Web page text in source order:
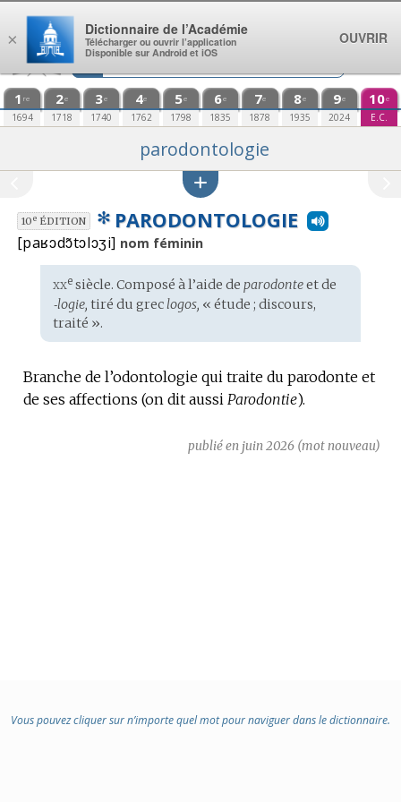
Aller au contenu
1 re
1694
2e
1718
3e
1740
4e
1762
5e
1798
6e
1835
7e
1878
8e
1935
9e
2024
10e
E.C.
parodontologie
10eÉDITION ✻ PARODONTOLOGIE
[paʁɔdɔ̃tɔlɔʒi] nom féminin
Étymologie
:
xxesiècle. Composé à l’aide de parodonteet de
‑logie, tiré du greclogos, « étude ; discours,
traité ».
Branche de l’odontologie qui traite du parodonte et
de ses affections (on dit aussi Parodontie).
publié en juin 2026 (mot nouveau)
Vous pouvez cliquer sur n’importe quel mot pour naviguer dans le dictionnaire.
×
Dictionnaire de l’Académie
Télécharger ou ouvrir l’application
Disponible sur Android et iOS
OUVRIR